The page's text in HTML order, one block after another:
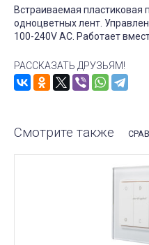
Встраиваемая пластиковая
одноцветных лент.
100-240V AC. Работает
РАССКАЗАТЬ ДРУЗЬЯМ!
Смотрите также